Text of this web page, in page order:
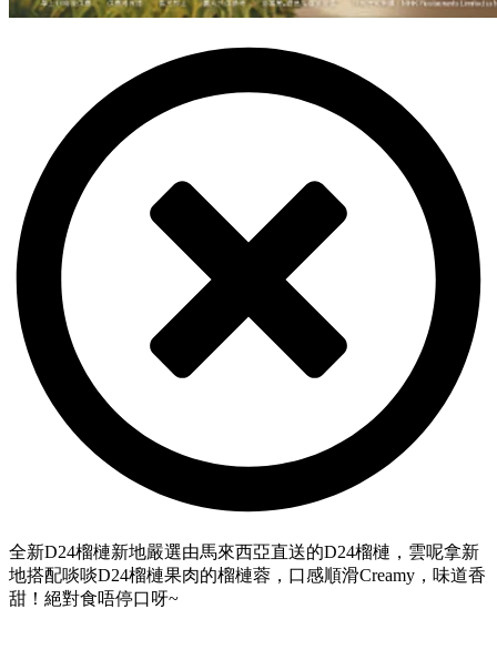
全新D24榴槤新地嚴選由馬來西亞直送的D24榴槤，雲呢拿新
地搭配啖啖D24榴槤果肉的榴槤蓉，口感順滑Creamy，味道香
甜！絕對食唔停口呀~